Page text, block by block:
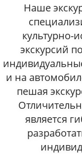
Наше
культурно-
экскурсий
и на
пешая
является